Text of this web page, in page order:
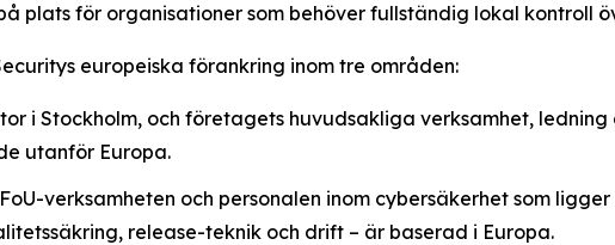
plats för organisationer som behöver fullständig lokal kontroll
europeiska förankring inom tre områden:
i Stockholm, och företagets huvudsakliga verksamhet,
utanför Europa.
verksamheten och personalen inom cybersäkerhet som
release-teknik och drift – är baserad i Europa.